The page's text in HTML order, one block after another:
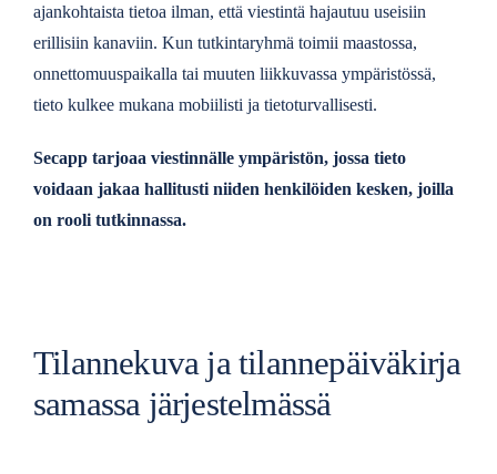
ajankohtaista tietoa ilman, että viestintä hajautuu useisiin
erillisiin kanaviin. Kun tutkintaryhmä toimii maastossa,
onnettomuuspaikalla tai muuten liikkuvassa ympäristössä,
tieto kulkee mukana mobiilisti ja tietoturvallisesti.
Secapp tarjoaa viestinnälle ympäristön, jossa tieto
voidaan jakaa hallitusti niiden henkilöiden kesken, joilla
on rooli tutkinnassa.
Tilannekuva ja tilannepäiväkirja
samassa järjestelmässä